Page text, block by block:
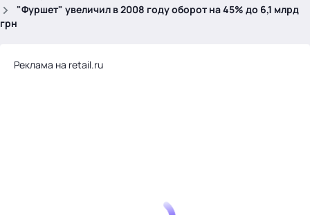
"Фуршет" увеличил в 2008 году оборот на 45% до 6,1 млрд
грн
Реклама на retail.ru